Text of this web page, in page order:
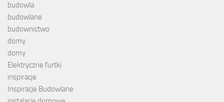
budowla
budowlane
budownictwo
domy
domy
Elektryczne furtki
inspiracje
Inspiracje Budowlane